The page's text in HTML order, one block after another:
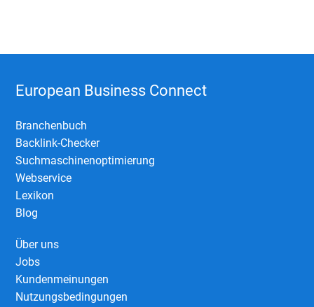
European Business Connect
Branchenbuch
Backlink-Checker
Suchmaschinenoptimierung
Webservice
Lexikon
Blog
Über uns
Jobs
Kundenmeinungen
Nutzungsbedingungen